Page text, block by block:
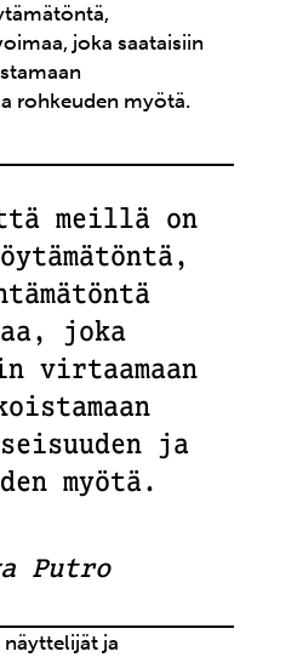
joka saataisiin
rohkeuden myötä.
meillä on
joka
virtaamaan
ja
myötä.
Putro
näyttelijät ja